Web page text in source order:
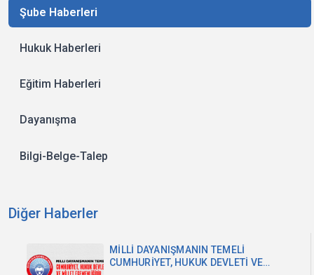
Şube Haberleri
Hukuk Haberleri
Eğitim Haberleri
Dayanışma
Bilgi-Belge-Talep
Diğer Haberler
MİLLİ DAYANIŞMANIN TEMELİ
CUMHURİYET, HUKUK DEVLETİ VE